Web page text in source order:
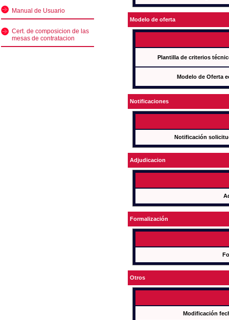
Manual de Usuario
Cert. de composicion de las
mesas de contratacion
Modelo de oferta
Plantilla de criterios
Modelo de Oferta
Notificaciones
Notificación
Adjudicacion
Formalización
Otros
Modificación